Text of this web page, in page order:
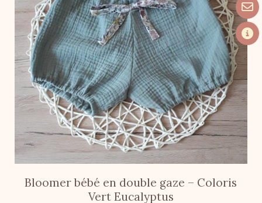
Bloomer bébé en double gaze – Coloris
Vert Eucalyptus